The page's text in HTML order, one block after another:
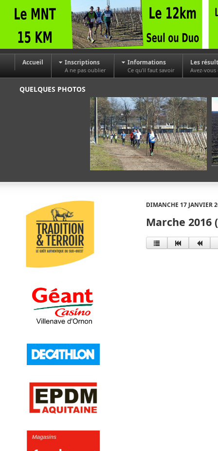
Accueil Inscriptions
A ne pas oublier
Informations
Ce qu'il faut savoir
Les
Avez-vous
QUELQUES PHOTOS
DIMANCHE 17 JANVIER
Marche 2016